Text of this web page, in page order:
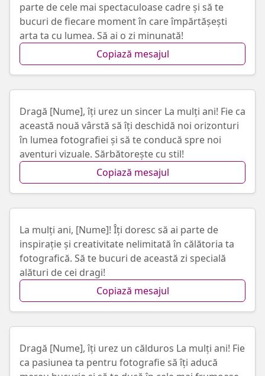
parte de cele mai spectaculoase cadre și să te
bucuri de fiecare moment în care împărtășești
arta ta cu lumea. Să ai o zi minunată!
Copiază mesajul
Dragă [Nume], îți urez un sincer La mulți ani! Fie ca
această nouă vârstă să îți deschidă noi orizonturi
în lumea fotografiei și să te conducă spre noi
aventuri vizuale. Sărbătorește cu stil!
Copiază mesajul
La mulți ani, [Nume]! Îți doresc să ai parte de
inspirație și creativitate nelimitată în călătoria ta
fotografică. Să te bucuri de această zi specială
alături de cei dragi!
Copiază mesajul
Dragă [Nume], îți urez un călduros La mulți ani! Fie
ca pasiunea ta pentru fotografie să îți aducă